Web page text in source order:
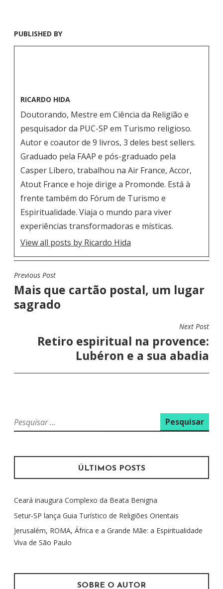
PUBLISHED BY
RICARDO HIDA
Doutorando, Mestre em Ciência da Religião e
pesquisador da PUC-SP em Turismo religioso.
Autor e coautor de 9 livros, 3 deles best sellers.
Graduado pela FAAP e pós-graduado pela
Casper Líbero, trabalhou na Air France, Accor,
Atout France e hoje dirige a Promonde. Está à
frente também do Fórum de Turismo e
Espiritualidade. Viaja o mundo para viver
experiências transformadoras e místicas.
View all posts by Ricardo Hida
N
A
V
E
T
Previous Post
Mais que cartão postal, um lugar
sagrado
Next Post
Retiro espiritual na provence:
Lubéron e a sua abadia
P
e
q
i
a
r
p
o
ÚLTIMOS POSTS
Ceará inaugura Complexo da Beata Benigna
Setur-SP lança Guia Turístico de Religiões Orientais
Jerusalém, ROMA, África e a Grande Mãe: a Espiritualidade
Viva de São Paulo
SOBRE O AUTOR